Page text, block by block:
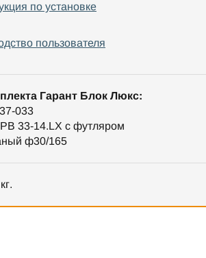
по установке
пользователя
Гарант Блок Люкс:
033
33-14.LX с футляром
ф30/165